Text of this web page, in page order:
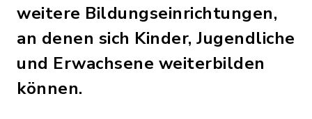
weitere Bildungseinrichtungen,
an denen sich Kinder, Jugendliche
und Erwachsene weiterbilden
können.